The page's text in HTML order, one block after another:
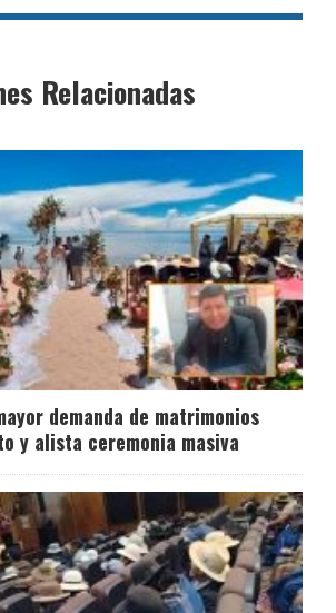
Relacionadas
demanda de matrimonios
y alista ceremonia masiva